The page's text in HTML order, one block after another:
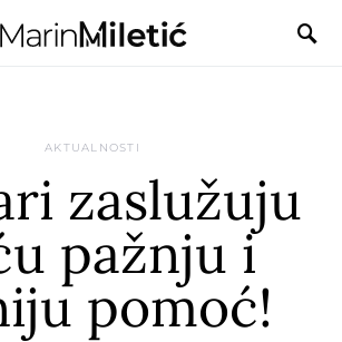
AKTUALNOSTI
zaslužuju
pažnju i
pomoć!